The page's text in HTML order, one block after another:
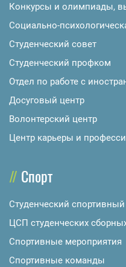
Конкурсы и олимпиады,
Социально-
Студенческий совет
Студенческий профком
Отдел по работе с
Досуговый центр
Волонтерский центр
Центр карьеры и
Спорт
Студенческий спортивный
ЦСП студенческих
Спортивные мероприятия
Спортивные команды